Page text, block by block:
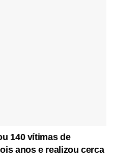
140 vítimas de
anos e realizou cerca